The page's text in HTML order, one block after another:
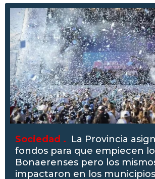
Sociedad . La Provincia
fondos para que empiecen
Bonaerenses pero los
impactaron en los municipios